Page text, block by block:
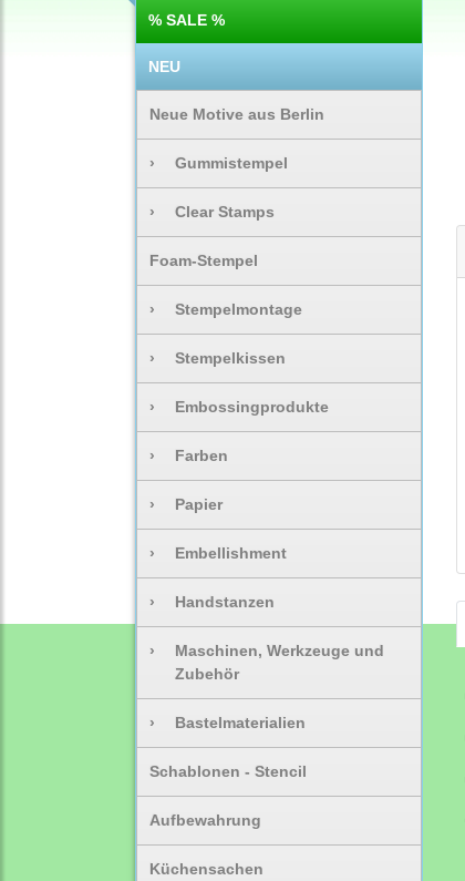
% SALE %
NEU
Neue Motive aus Berlin
› Gummistempel
› Clear Stamps
Foam-Stempel
› Stempelmontage
› Stempelkissen
› Embossingprodukte
› Farben
› Papier
› Embellishment
› Handstanzen
›
Maschinen, Werkzeuge und
Zubehör
› Bastelmaterialien
Schablonen - Stencil
Aufbewahrung
Küchensachen